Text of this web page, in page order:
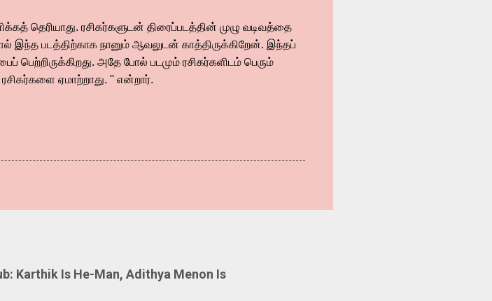
தெரியாது. ரசிகர்களுடன் திரைப்படத்தின் முழு வடிவத்தை
இந்த படத்திற்காக நானும் ஆவலுடன் காத்திருக்கிறேன். இந்தப்
பெற்றிருக்கிறது. அதே போல் படமும் ரசிகர்களிடம் பெரும்
ஏமாற்றாது. '' என்றார்.
Karthik Is He-Man, Adithya Menon Is